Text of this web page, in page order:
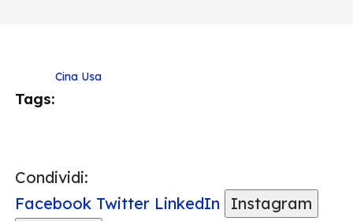
Tags:
Cina Usa
Condividi:
Facebook Twitter LinkedIn
Instagram